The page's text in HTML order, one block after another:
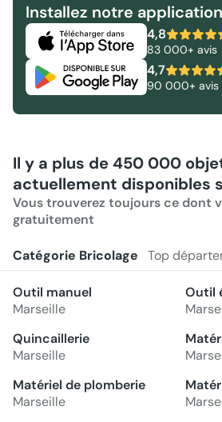
Installez notre
4,8
83 000+ avis
4,7
90 000+ avis
Il y a plus de 450 000
actuellement disponibles
Vous trouverez toujours ce dont
gratuitement
Catégorie Bricolage Top
Outil manuel
Marseille
Outil
Quincaillerie
Marseille
Matériel de plomberie
Marseille